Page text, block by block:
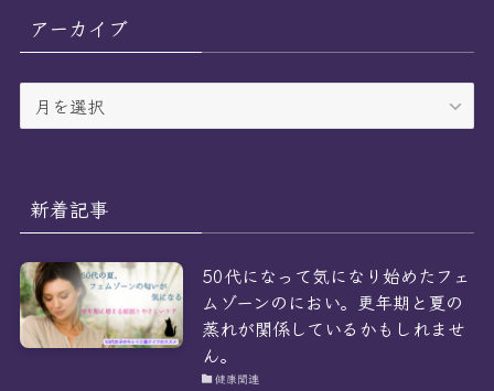
ー
アーカイブ
ー
ブ
新着記事
50代になって気になり始めたフェ
ムゾーンのにおい。更年期と夏の
蒸れが関係しているかもしれませ
ん。
健康関連